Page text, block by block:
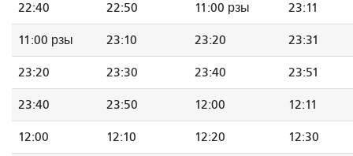
22:40 22:50 11:00 рзы 23:11
11:00 рзы 23:10 23:20 23:31
23:20 23:30 23:40 23:51
23:40 23:50 12:00 12:11
12:00 12:10 12:20 12:30